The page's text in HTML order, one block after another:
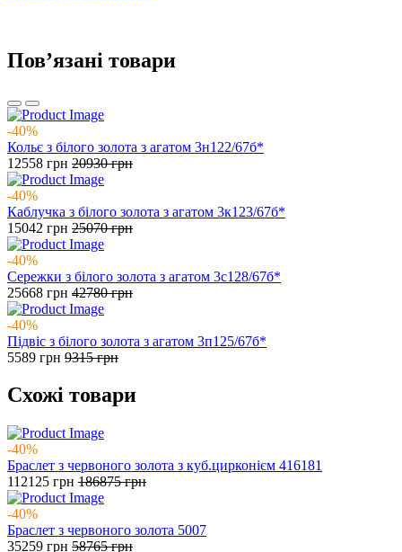
Повʼязані товари
-40%
Кольє з білого золота з агатом 3н122/67б*
12558 грн 20930грн
-40%
Каблучка з білого золота з агатом 3к123/67б*
15042 грн 25070грн
-40%
Сережки з білого золота з агатом 3с128/67б*
25668 грн 42780грн
-40%
Підвіс з білого золота з агатом 3п125/67б*
5589 грн 9315грн
Схожі товари
-40%
Браслет з червоного золота з куб.цирконієм 416181
112125 грн 186875грн
-40%
Браслет з червоного золота 5007
35259 грн 58765грн